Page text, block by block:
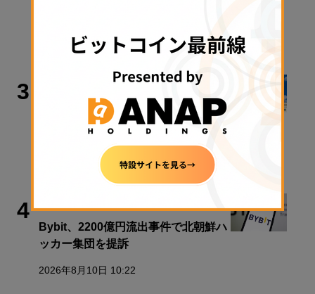
2026年8月10日 08:30
3
クラリティ法案、9月15日に審議入り
手続き採決可能に──米政府が日程公
2026年8月9日 11:28
4
Bybit、2200億円流出事件で北朝鮮ハ
ッカー集団を提訴
2026年8月10日 10:22